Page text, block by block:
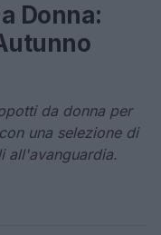
Donna:
da donna per
una selezione di
all'avanguardia.